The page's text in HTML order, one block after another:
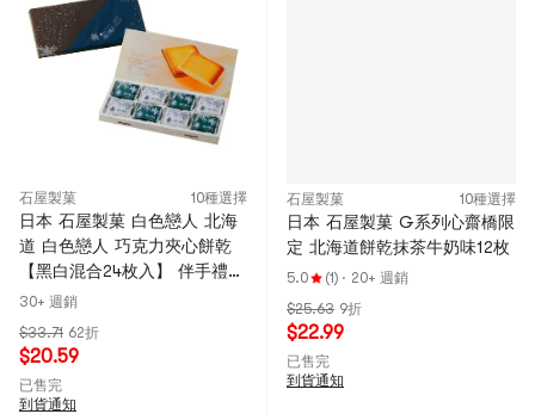
石屋製菓 10種選擇
日本 石屋製菓 白色戀人 北海
道 白色戀人 巧克力夾心餅乾
【黑白混合24枚入】 伴手禮送
禮必備
30+ 週銷
$33.71 62折
$20.59
已售完
到貨通知
石屋製菓 10種選擇
日本 石屋製菓 G系列心齋橋限
定 北海道餅乾抹茶牛奶味12枚
5.0 (1) · 20+ 週銷
$25.63 9折
$22.99
已售完
到貨通知